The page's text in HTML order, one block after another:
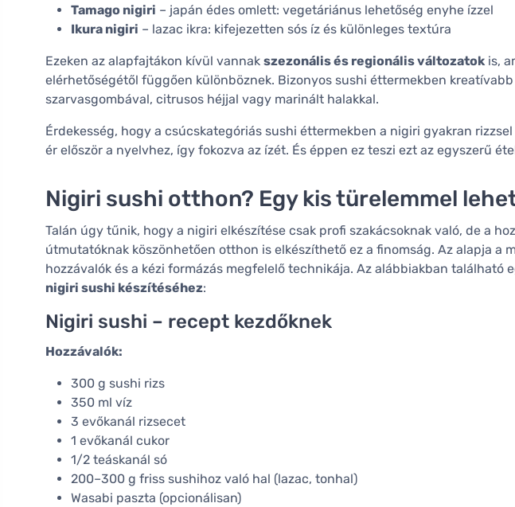
Tamago nigiri – japán édes omlett: vegetáriánus lehetőség enyhe ízzel
Ikura nigiri – lazac ikra: kifejezetten sós íz és különleges textúra
Ezeken az alapfajtákon kívül vannak szezonális és regionális változatok is,
elérhetőségétől függően különböznek. Bizonyos sushi éttermekben
szarvasgombával, citrusos héjjal vagy marinált halakkal.
Érdekesség, hogy a csúcskategóriás sushi éttermekben a nigiri gyakran
ér először a nyelvhez, így fokozva az ízét. És éppen ez teszi ezt az egyszerű
Nigiri sushi otthon? Egy kis türelemmel
Talán úgy tűnik, hogy a nigiri elkészítése csak profi szakácsoknak való, de a
útmutatóknak köszönhetően otthon is elkészíthető ez a finomság. Az alapja a
hozzávalók és a kézi formázás megfelelő technikája. Az alábbiakban található
nigiri sushi készítéséhez:
Nigiri sushi – recept kezdőknek
Hozzávalók:
300 g sushi rizs
350 ml víz
3 evőkanál rizsecet
1 evőkanál cukor
1/2 teáskanál só
200–300 g friss sushihoz való hal (lazac, tonhal)
Wasabi paszta (opcionálisan)